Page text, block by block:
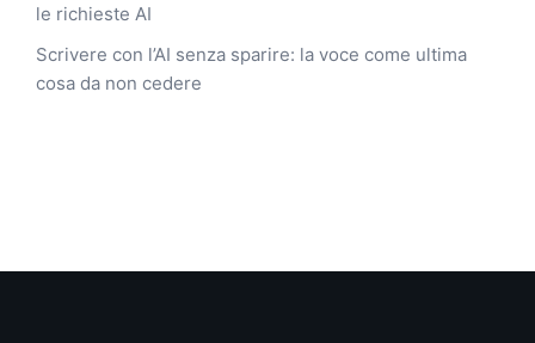
le richieste AI
Scrivere con l’AI senza sparire: la voce come ultima
cosa da non cedere